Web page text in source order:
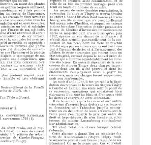
ou procès verbal de collectivité] pp.619-622